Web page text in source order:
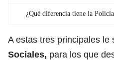
¿Qué diferencia tiene la
A estas tres principales le
Sociales, para los que